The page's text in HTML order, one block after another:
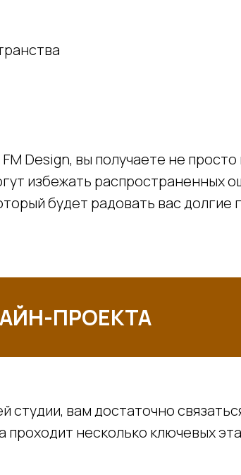
Design, вы получаете не
избежать распространенных
будет радовать вас долгие
ПРОЕКТА
студии, вам достаточно
несколько ключевых